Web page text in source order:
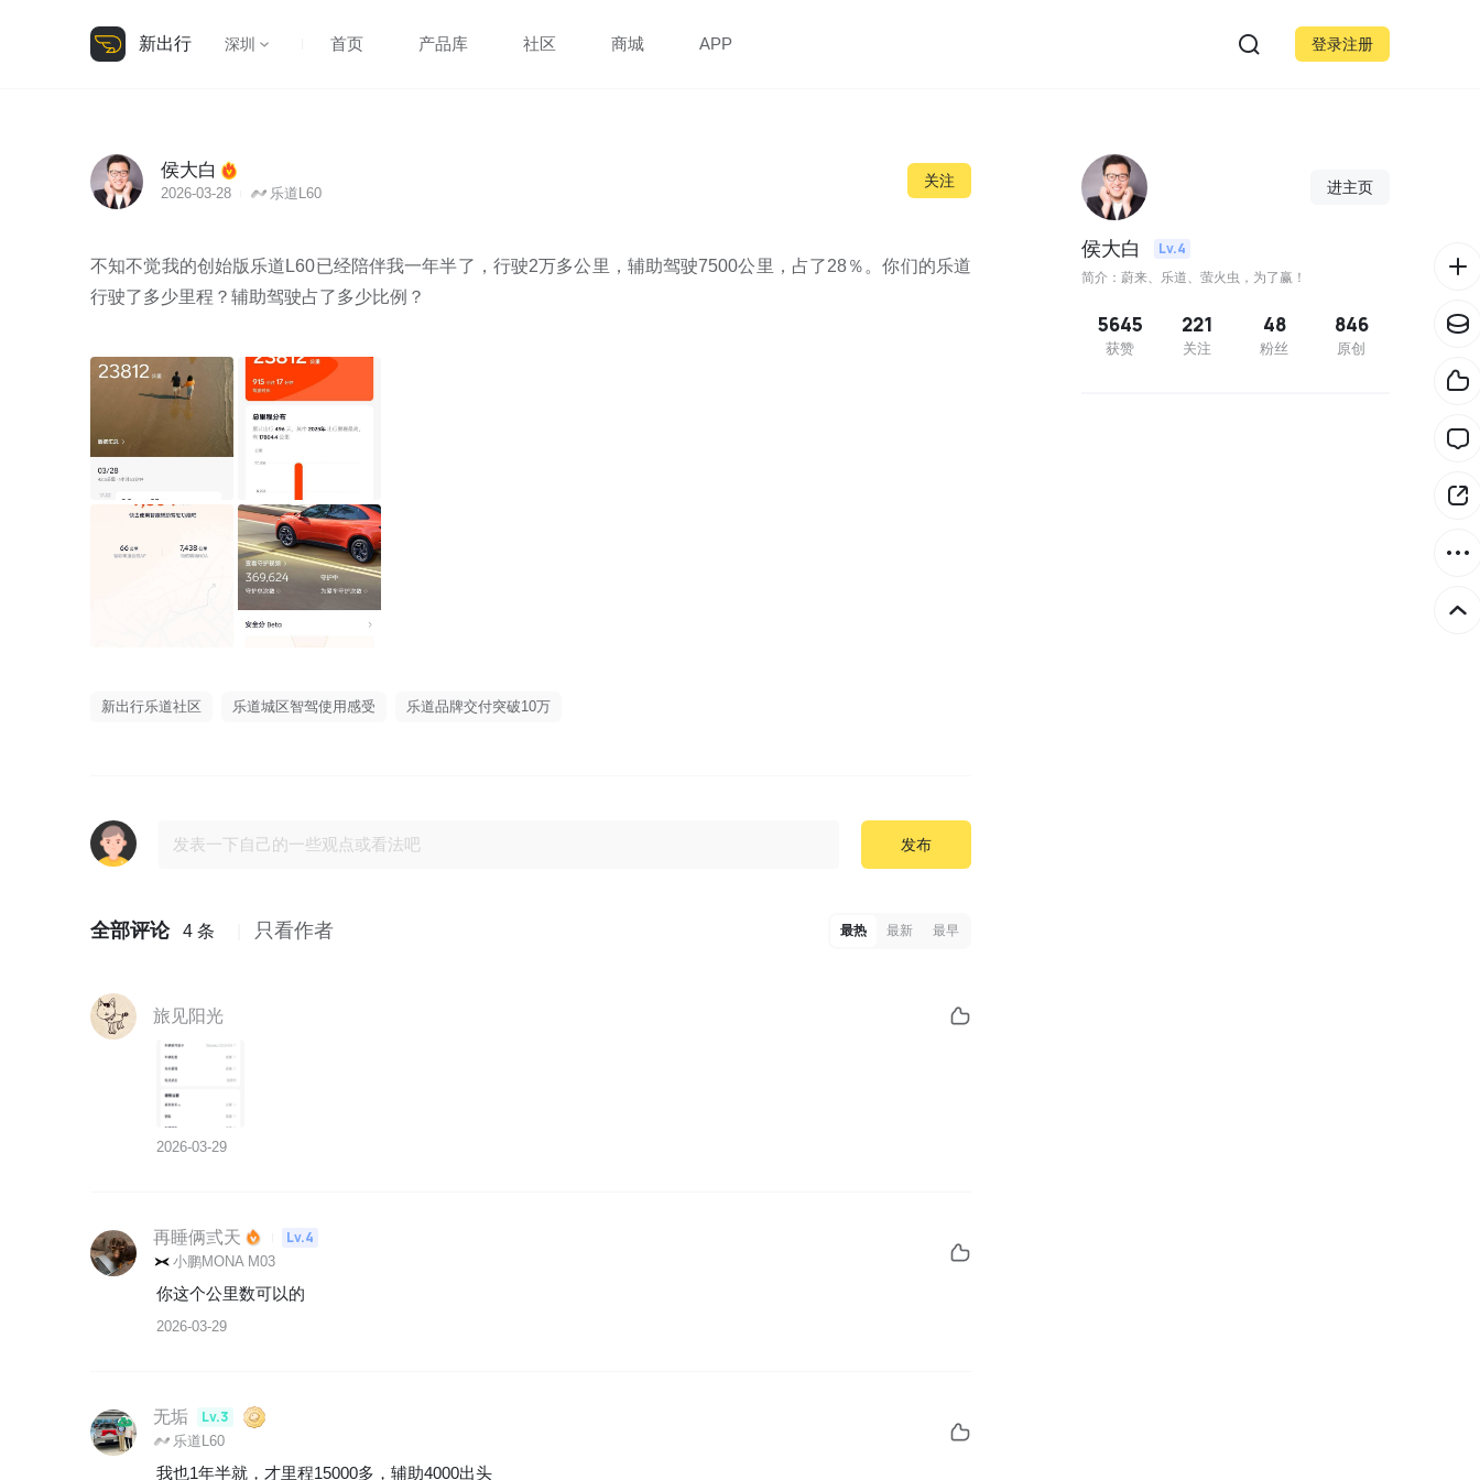
新出行 深圳 首页 产品库 社区 商城 APP 登录注册
侯大白
2026-03-28 乐道L60
关注
不知不觉我的创始版乐道L60已经陪伴我一年半了，行驶2万多公里，辅助驾驶7500公里，占了28％。你们的乐道
行驶了多少里程？辅助驾驶占了多少比例？
新出行乐道社区 乐道城区智驾使用感受 乐道品牌交付突破10万
发布
全部评论 4 条 只看作者 最热 最新 最早
旅见阳光
2026-03-29
再睡俩弎天 Lv.4
小鹏MONA M03
你这个公里数可以的
2026-03-29
无垢 Lv.3
乐道L60
我也1年半就，才里程15000多，辅助4000出头
进主页
侯大白 Lv.4
简介：蔚来、乐道、萤火虫，为了赢！
5645
获赞
221
关注
48
粉丝
846
原创